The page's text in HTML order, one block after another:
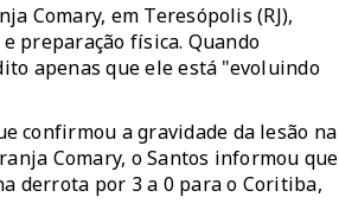
Comary, em Teresópolis (RJ),
preparação física. Quando
apenas que ele está "evoluindo
confirmou a gravidade da lesão na
Comary, o Santos informou que
derrota por 3 a 0 para o Coritiba,